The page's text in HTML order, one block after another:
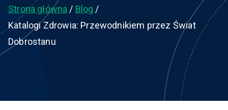
Strona główna
Blog
Katalogi Zdrowia: Przewodnikiem przez Świat
Dobrostanu